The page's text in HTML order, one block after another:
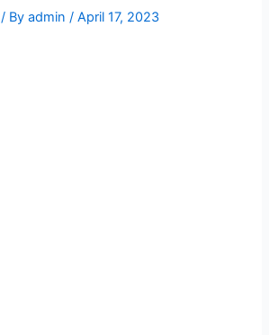
/ Byadmin/April 17, 2023